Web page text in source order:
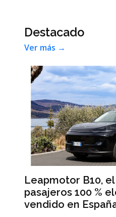
Destacado
Ver más →
Leapmotor B10,
pasajeros 100 %
vendido en